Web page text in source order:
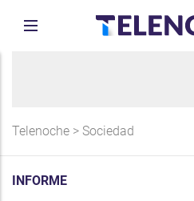
Telenoche > Sociedad
INFORME